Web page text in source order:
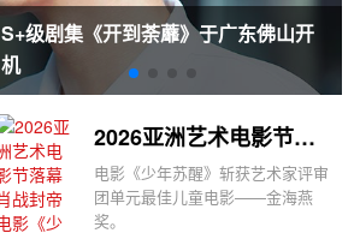
S+级剧集《开到荼蘼》于广东佛山开
机
2026亚洲艺术电影节落幕肖战封帝 电影《少年苏醒》获金海燕奖
电影《少年苏醒》斩获艺术家评审
团单元最佳儿童电影——金海燕
奖。